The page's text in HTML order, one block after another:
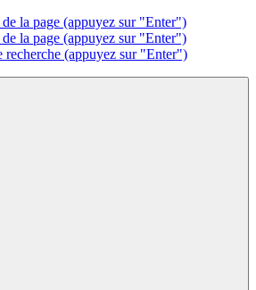
la page (appuyez sur "Enter")
la page (appuyez sur "Enter")
recherche (appuyez sur "Enter")